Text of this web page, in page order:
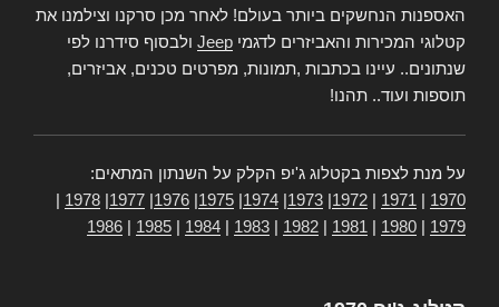
האספנות הנחשקים ביותר בעולם! לאחר מכן סרקנו וצילמנו את
קטלוגי המכירות והאביזרים לדגמי Jeep ולבסוף סידרנו לפי
שנתונים.. עיינו בכתבות ,תמונות, מפרטים טכנים, אביזרים,
תוספות ועוד.. תהנו!
על מנת לצפות בקטלוג ג'יפ הקלק על השנתון המתאים:
1970
1971
1972
1973
1974
1975
1976
1977
1978
1979
1980
1981
1982
1983
1984
1985
1986